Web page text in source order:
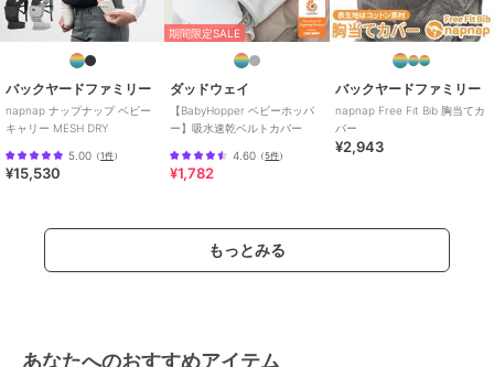
た際は使用しないでください。
※使用者の視界が妨げられない範囲でご使用ください。
※長時間抱っこをする場合は使用者の肩や腰の負担、締め付けによる
※使用中に前かがみになったり身体を傾けたりするとお子さまが落下
する恐れがありますので、必ず両手で支えてください。
※洗濯の際はヒップシートのフレームやアジャストクッションをすべ
て取り出し、ネットに入れて洗濯してください。
※ほかの物と分け、弱水流で水洗いしてください。
※カメラやモニターの性質により、画像と実物の色の違いがある場合
がございますのでご理解願います
ショップ バックヤードファミリー
バックヤードファミリー
napnap ナップナップ ベビー
キャリー MESH DRY
5.00 （1件）
¥15,530
期間限定SALE
ダッドウェイ
【BabyHopper ベビーホッパ
ー】吸水速乾ベルトカバー
4.60 （5件）
¥1,782
バックヤードファミリー
napnap Free Fit Bib 胸当てカ
バー
¥2,943
もっとみる
あなたへのおすすめアイテム